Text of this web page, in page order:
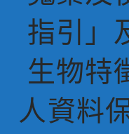
指引」
生物特
人資料